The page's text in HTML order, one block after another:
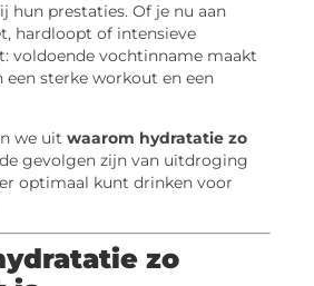
hun prestaties. Of je nu aan
hardloopt of intensieve
voldoende vochtinname maakt
een sterke workout en een
we uitwaarom hydratatie zo
gevolgen zijn van uitdroging
optimaal kunt drinken voor
zo